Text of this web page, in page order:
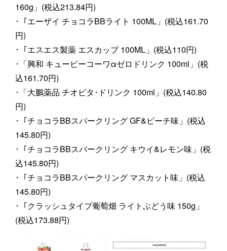
160g」(税込213.84円)
･「エーザイ チョコラBBライト 100ML」(税込161.70
円)
･「エスエス製薬 エスカップ 100ML」(税込110円)
･「興和 キューピーコーワαゼロドリンク 100ml」(税
込161.70円)
･「大鵬薬品 チオビタ･ドリンク 100ml」(税込140.80
円)
･「チョコラBBスパークリング GF&ピーチ味」(税込
145.80円)
･「チョコラBBスパークリング キウイ&レモン味」(税
込145.80円)
･「チョコラBBスパークリング マスカット味」(税込
145.80円)
･「クラッシュタイプ葡萄畑 ライトぶどう味 150g」
(税込173.88円)